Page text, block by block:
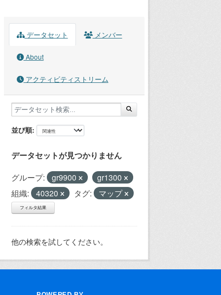
データセット メンバー
About
アクティビティストリーム
並び順
データセットが見つかりません
グループ: gr9900
gr1300
組織:
40320 タグ: マップ
フィルタ結果
他の検索を試してください。